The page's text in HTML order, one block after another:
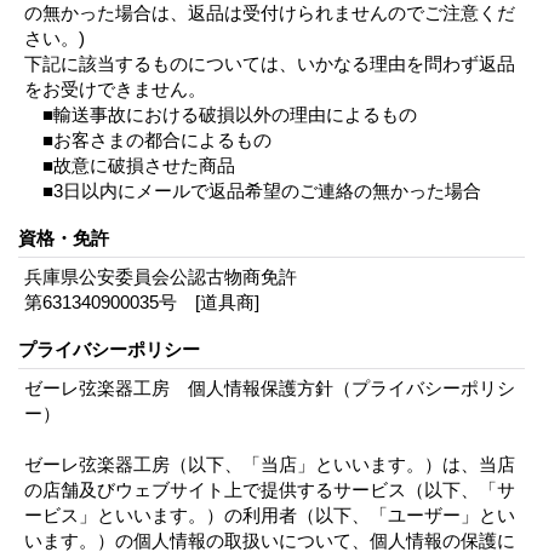
の無かった場合は、返品は受付けられませんのでご注意くだ
さい。)
下記に該当するものについては、いかなる理由を問わず返品
をお受けできません。
■輸送事故における破損以外の理由によるもの
■お客さまの都合によるもの
■故意に破損させた商品
■3日以内にメールで返品希望のご連絡の無かった場合
資格・免許
兵庫県公安委員会公認古物商免許
第631340900035号 [道具商]
プライバシーポリシー
ゼーレ弦楽器工房 個人情報保護方針（プライバシーポリシ
ー）
ゼーレ弦楽器工房（以下、「当店」といいます。）は、当店
の店舗及びウェブサイト上で提供するサービス（以下、「サ
ービス」といいます。）の利用者（以下、「ユーザー」とい
います。）の個人情報の取扱いについて、個人情報の保護に